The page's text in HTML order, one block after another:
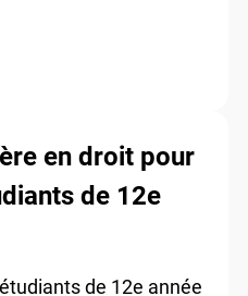
en droit pour
de 12e
de 12e année